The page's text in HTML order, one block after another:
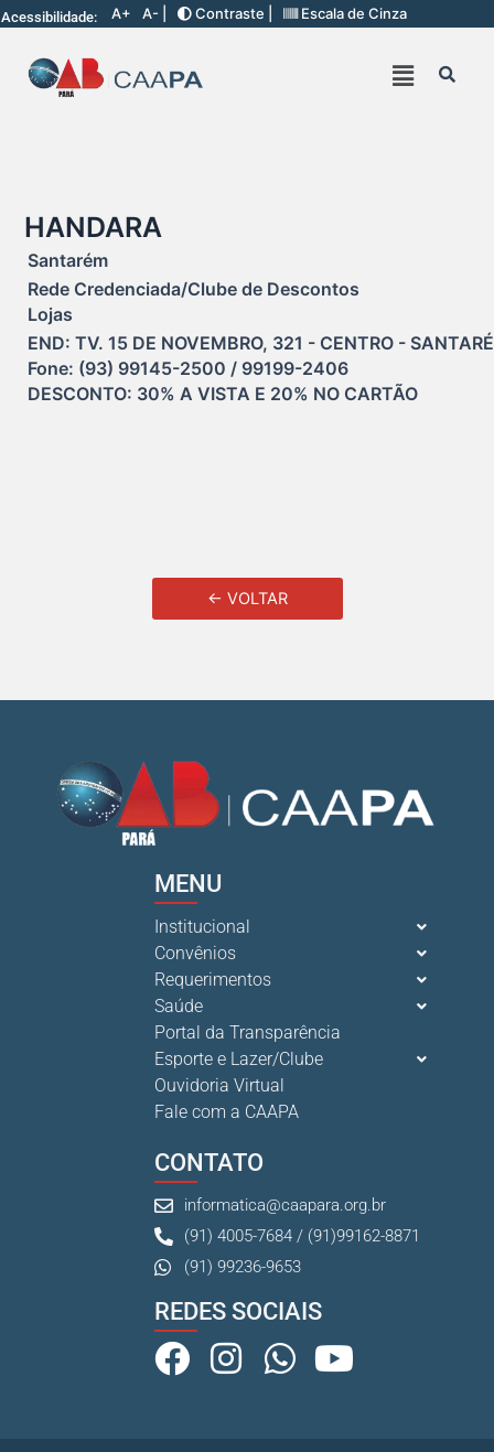
Acessibilidade: A+ A- | Contraste | Escala de Cinza
HANDARA
Santarém
Rede Credenciada/Clube de Descontos
Lojas
END: TV. 15 DE NOVEMBRO, 321 - CENTRO -
Fone: (93) 99145-2500 / 99199-2406
DESCONTO: 30% A VISTA E 20% NO CARTÃO
← VOLTAR
MENU
Institucional
Convênios
Requerimentos
Saúde
Portal da Transparência
Esporte e Lazer/Clube
Ouvidoria Virtual
Fale com a CAAPA
CONTATO
informatica@caapara.org.br
(91) 4005-7684 / (91)99162-8871
(91) 99236-9653
REDES SOCIAIS